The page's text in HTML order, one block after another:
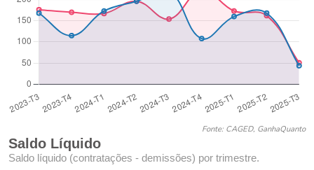
Fonte: CAGED, GanhaQuanto
Saldo Líquido
Saldo líquido (contratações - demissões) por trimestre.